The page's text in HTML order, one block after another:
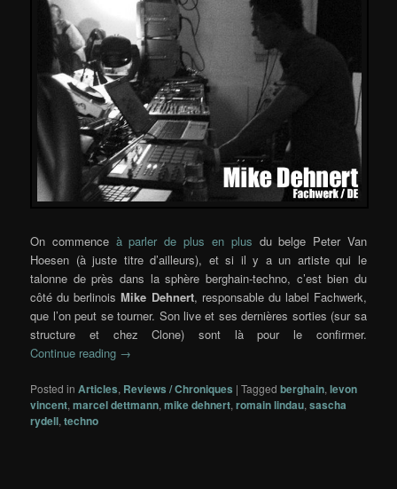
On commence à parler de plus en plus du belge Peter Van
Hoesen (à juste titre d’ailleurs), et si il y a un artiste qui le
talonne de près dans la sphère berghain-techno, c’est bien du
côté du berlinoisMike Dehnert, responsable du label Fachwerk,
que l’on peut se tourner. Son live et ses dernières sorties (sur sa
structure et chez Clone) sont là pour le confirmer.
Continue reading →
Posted in Articles, Reviews / Chroniques |Tagged berghain,levon
vincent,marcel dettmann,mike dehnert,romain lindau,sascha
rydell,techno